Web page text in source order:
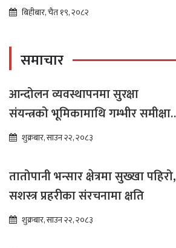
बिहीबार, चैत १९, २०८२
समाचार
आन्दोलन व्यवस्थापनमा सुरक्षा
संयन्त्रको भूमिकामाथि गम्भीर समीक्षा
आवश्यक : गगन थापा
शुक्रबार, साउन २२, २०८३
तातोपानी भन्सार क्षेत्रमा सुख्खा पहिरो,
सशस्त्र प्रहरीका संरचनामा क्षति
शुक्रबार, साउन २२, २०८३